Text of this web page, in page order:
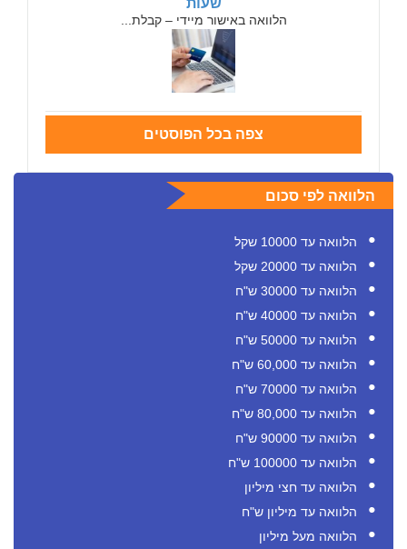
שעות
הלוואה באישור מיידי – קבלת...
צפה בכל הפוסטים
הלוואה לפי סכום
הלוואה עד 10000 שקל
הלוואה עד 20000 שקל
הלוואה עד 30000 ש"ח
הלוואה עד 40000 ש"ח
הלוואה עד 50000 ש"ח
הלוואה עד 60,000 ש"ח
הלוואה עד 70000 ש"ח
הלוואה עד 80,000 ש"ח
הלוואה עד 90000 ש"ח
הלוואה עד 100000 ש"ח
הלוואה עד חצי מיליון
הלוואה עד מיליון ש"ח
הלוואה מעל מיליון